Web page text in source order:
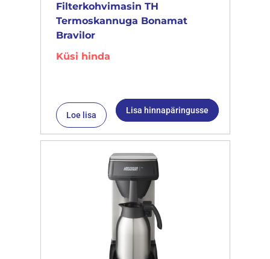
Filterkohvimasin TH
Termoskannuga Bonamat
Bravilor
Küsi hinda
Loe lisa Lisa hinnapäringusse